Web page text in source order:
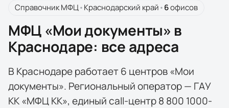
Справочник МФЦ•Краснодарский край•6офисов
МФЦ «Мои документы» в
Краснодаре: все адреса
В Краснодаре работает 6 центров «Мои
документы». Региональный оператор — ГАУ
КК «МФЦ КК», единый call-центр 8 800 1000-